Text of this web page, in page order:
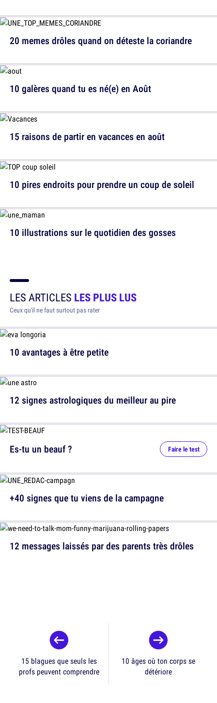
10 galères quand tu es né(e) en Août
10 pires endroits pour prendre un coup de soleil
20 memes drôles quand on déteste la coriandre
15 raisons de partir en vacances en août
10 illustrations sur le quotidien des gosses
LES ARTICLES LES PLUS LUS
Ceux qu'il ne faut surtout pas rater
10 avantages à être petite
12 signes astrologiques du meilleur au pire
12 messages laissés par des parents très drôles
Es-tu un beauf ? Faire le test
+40 signes que tu viens de la campagne
15 blagues que seuls les
profs peuvent comprendre
10 âges où ton corps se
détériore